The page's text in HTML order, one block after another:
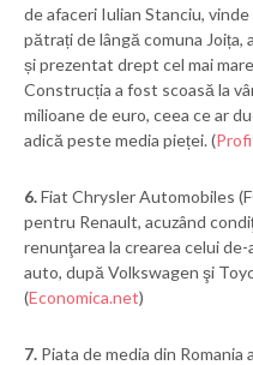
de afaceri Iulian Stanciu,
pătrați de lângă comuna Joița,
și prezentat drept cel mai
Construcția a fost scoasă la
milioane de euro, ceea ce ar
adică peste media pieței. (
6.Fiat Chrysler Automobiles
pentru Renault, acuzând
renunţarea la crearea celui
auto, după Volkswagen şi
(Economica.net)
7. Piata de media din